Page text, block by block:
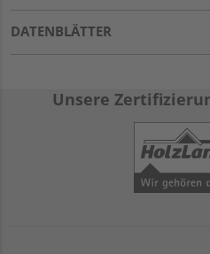
DATENBLÄTTER
Unsere